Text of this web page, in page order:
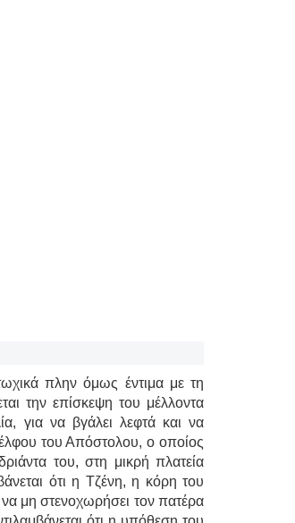
πλην όμως έντιμα με τη
την επίσκεψη του μέλλοντα
για να βγάλει λεφτά και να
του Απόστολου, ο οποίος
του, στη μικρή πλατεία
ότι η Τζένη, η κόρη του
μη στενοχωρήσει τον πατέρα